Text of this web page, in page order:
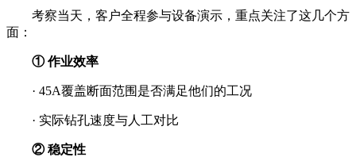
考察当天，客户全程参与设备演示，重点关注了这几个方
面：
① 作业效率
· 45A覆盖断面范围是否满足他们的工况
· 实际钻孔速度与人工对比
② 稳定性